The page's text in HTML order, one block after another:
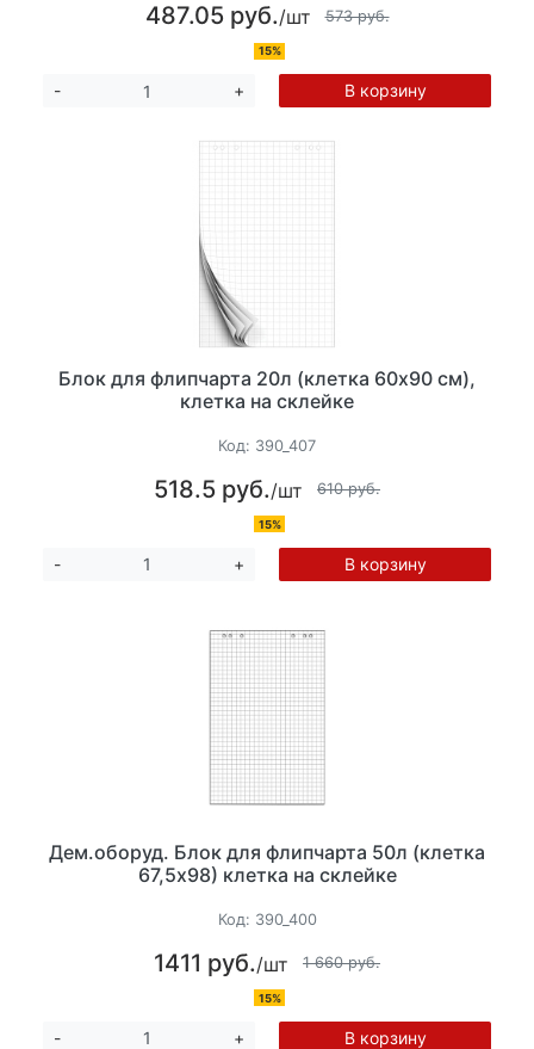
487.05 руб./шт 573 руб.
15%
- + В корзину
Блок для флипчарта 20л (клетка 60х90 см),
клетка на склейке
Код: 390_407
518.5 руб./шт 610 руб.
15%
- + В корзину
Дем.оборуд. Блок для флипчарта 50л (клетка
67,5х98) клетка на склейке
Код: 390_400
1411 руб./шт 1 660 руб.
15%
- + В корзину